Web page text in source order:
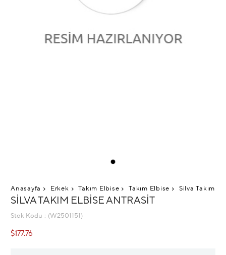
Anasayfa Erkek Takım Elbise Takım Elbise Silva Takım
SILVA TAKIM ELBISE ANTRASIT
Stok Kodu (W2501151)
$177.76